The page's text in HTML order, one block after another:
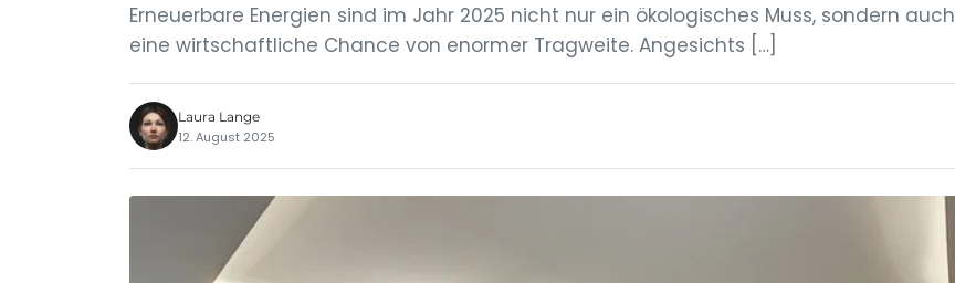
Erneuerbare Energien sind im Jahr 2025 nicht nur ein ökologisches Muss, sondern auch
eine wirtschaftliche Chance von enormer Tragweite. Angesichts […]
Laura Lange
12. August 2025